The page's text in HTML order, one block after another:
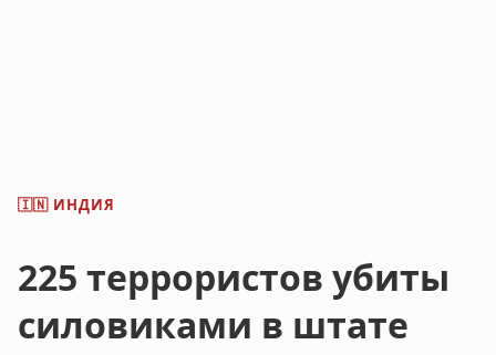
🇮🇳 ИНДИЯ
225 террористов убиты
силовиками в штате